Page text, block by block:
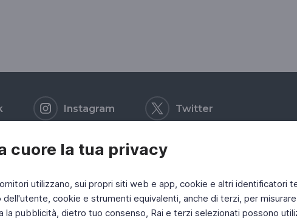
cuore la tua privacy
utilizzano, sui propri siti web e app, cookie e altri identificatori
cookie e strumenti equivalenti, anche di terzi, per
la pubblicità, dietro tuo consenso, Rai e terzi selezionati possono
Instagram Twitter